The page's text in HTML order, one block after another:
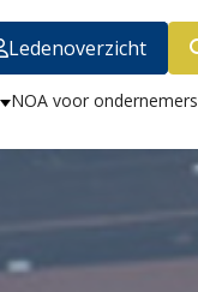
Ledenoverzicht
NOA voor ondernemers